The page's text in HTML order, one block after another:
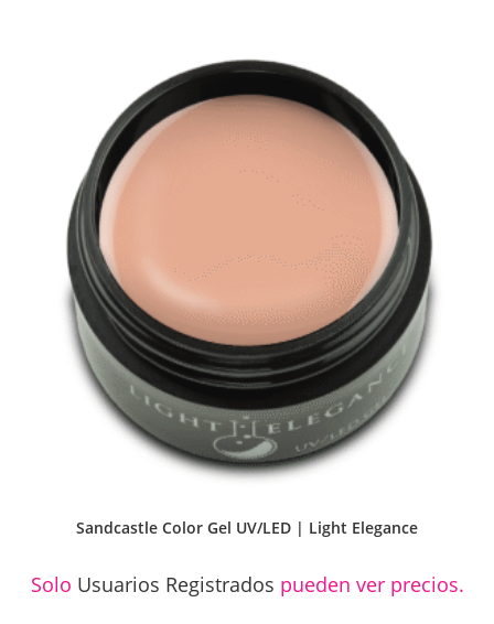
Sandcastle Color Gel UV/LED | Light Elegance
Solo Usuarios Registrados pueden ver precios.